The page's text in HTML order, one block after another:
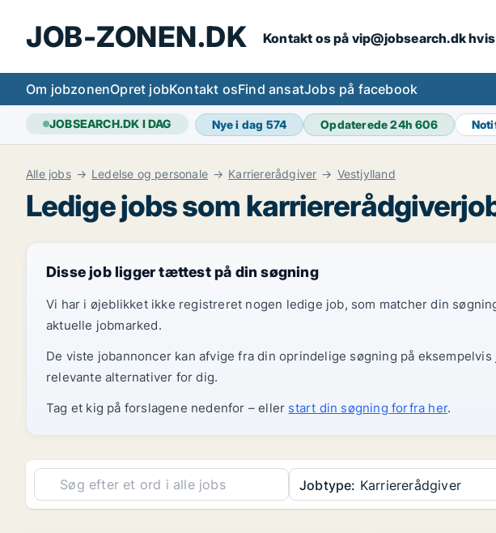
JOB-ZONEN.DK Kontakt os på vip@jobsearch.dk
Om jobzonenOpret jobKontakt osFind ansatJobs på facebook
JOBSEARCH.DK I DAG Nye i dag 574 Opdaterede 24h606
Alle jobs Ledelse og personale Karriererådgiver Vestjylland
Ledige jobs som
Disse job ligger tættest på din søgning
Vi har i øjeblikket ikke registreret nogen ledige job, som matcher din
aktuelle jobmarked.
De viste jobannoncer kan afvige fra din oprindelige søgning på
relevante alternativer for dig.
Tag et kig på forslagene nedenfor – eller start din søgning forfra her.
Jobtype: Karriererådgiver